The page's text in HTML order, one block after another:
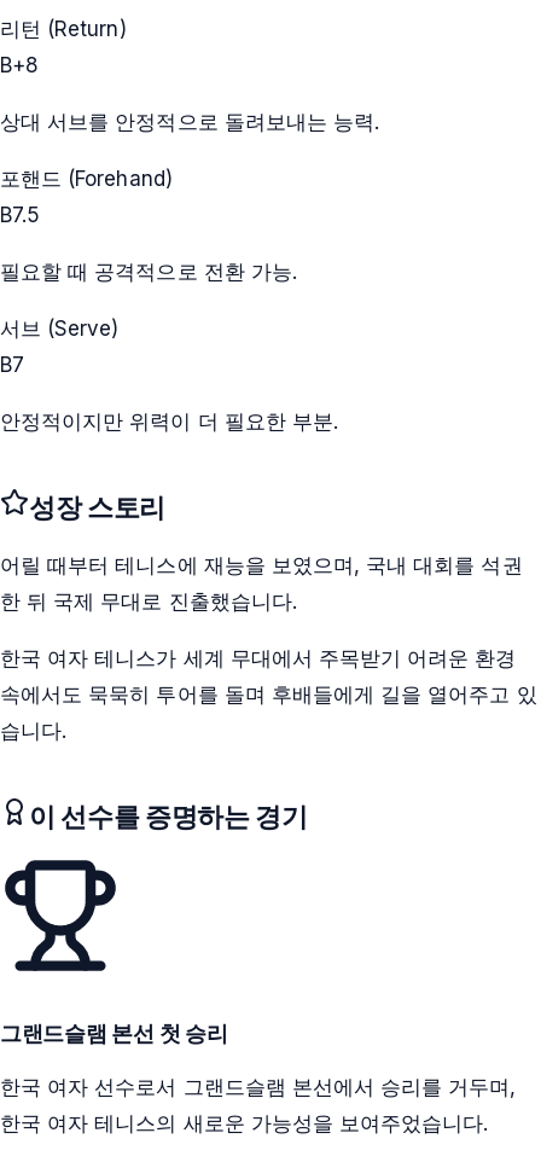
리턴 (Return)
B+8
상대 서브를 안정적으로 돌려보내는 능력.
포핸드 (Forehand)
B7.5
필요할 때 공격적으로 전환 가능.
서브 (Serve)
B7
안정적이지만 위력이 더 필요한 부분.
성장 스토리
어릴 때부터 테니스에 재능을 보였으며, 국내 대회를 석권
한 뒤 국제 무대로 진출했습니다.
한국 여자 테니스가 세계 무대에서 주목받기 어려운 환경
속에서도 묵묵히 투어를 돌며 후배들에게 길을 열어주고 있
습니다.
이 선수를 증명하는 경기
그랜드슬램 본선 첫 승리
한국 여자 선수로서 그랜드슬램 본선에서 승리를 거두며,
한국 여자 테니스의 새로운 가능성을 보여주었습니다.